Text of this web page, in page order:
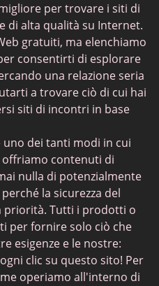
di piattaforme con
per trovare i siti di
di alta qualità su Internet.
gratuiti, ma elenchiamo
consentirti di esplorare
una relazione seria
a trovare ciò di cui hai
siti di incontri in base
dei tanti modi in cui
offriamo contenuti di
nulla di potenzialmente
la sicurezza del
priorità. Tutti i prodotti o
per fornire solo ciò che
esigenze e le nostre:
clic su questo sito! Per
operiamo all'interno di